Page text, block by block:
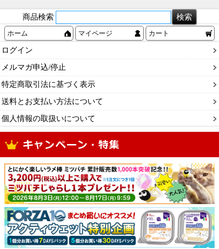
商品検索
ホーム マイページ カート
ログイン
メルマガ申込/停止
特定商取引法に基づく表示
送料とお支払い方法について
個人情報の取扱いについて